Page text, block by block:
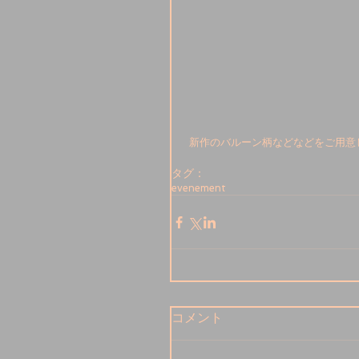
新作のバルーン柄などなどをご用意
タグ：
evenement
コメント